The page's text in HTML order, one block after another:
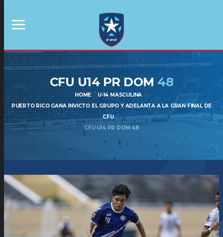
CFU U14 PR DOM 48
HOME
U-14 MASCULINA
PUERTO RICO GANA INVICTO EL GRUPO Y ADELANTA A LA GRAN FINAL DE
CFU
CFU U14 PR DOM 48